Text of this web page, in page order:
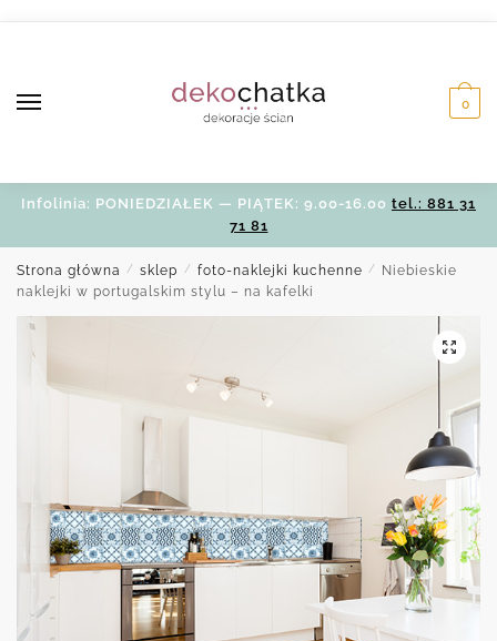
0
Infolinia: PONIEDZIAŁEK — PIĄTEK: 9.00-16.00 tel.: 881 31
71 81
Strona główna / sklep / foto-naklejki kuchenne /
Niebieskie
naklejki w portugalskim stylu – na kafelki